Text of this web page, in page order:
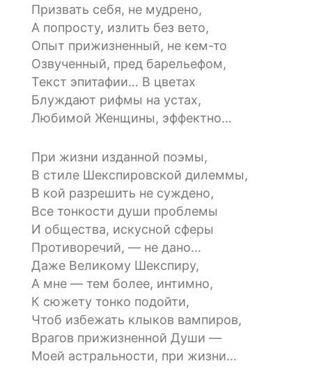
Призвать себя, не мудрено,
А попросту, излить без вето,
Опыт прижизненный, не кем-то
Озвученный, пред барельефом,
Текст эпитафии… В цветах
Блуждают рифмы на устах,
Любимой Женщины, эффектно…
При жизни изданной поэмы,
В стиле Шекспировской дилеммы,
В кой разрешить не суждено,
Все тонкости души проблемы
И общества, искусной сферы
Противоречий, — не дано…
Даже Великому Шекспиру,
А мне — тем более, интимно,
К сюжету тонко подойти,
Чтоб избежать клыков вампиров,
Врагов прижизненной Души —
Моей астральности, при жизни…